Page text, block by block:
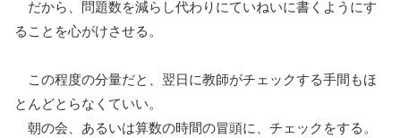
だから、問題数を減らし代わりにていねいに書くようにす
ることを心がけさせる。
この程度の分量だと、翌日に教師がチェックする手間もほ
とんどとらなくていい。
朝の会、あるいは算数の時間の冒頭に、チェックをする。